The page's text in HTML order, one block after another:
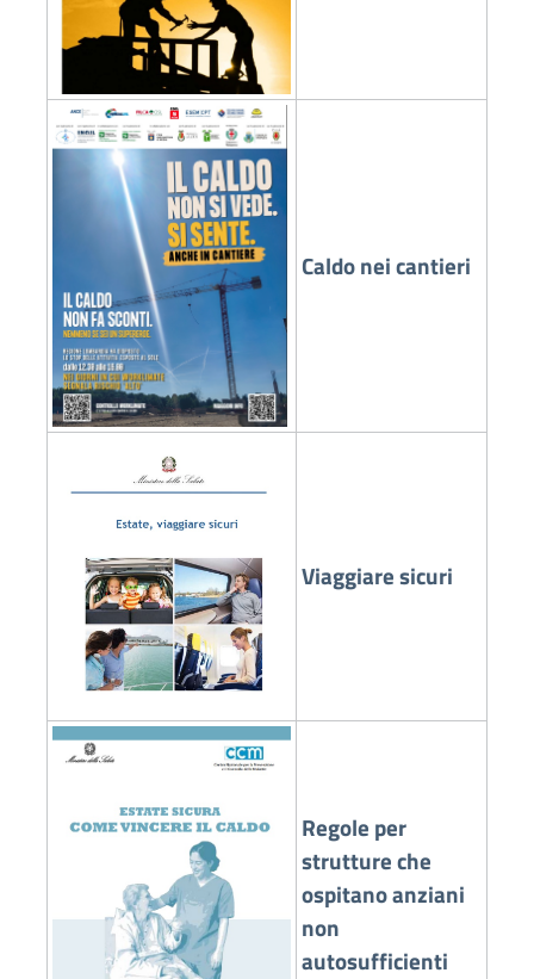
Caldo nei cantieri
Viaggiare sicuri
Regole per
strutture che
ospitano anziani
non
autosufficienti